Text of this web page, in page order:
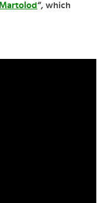
“, which